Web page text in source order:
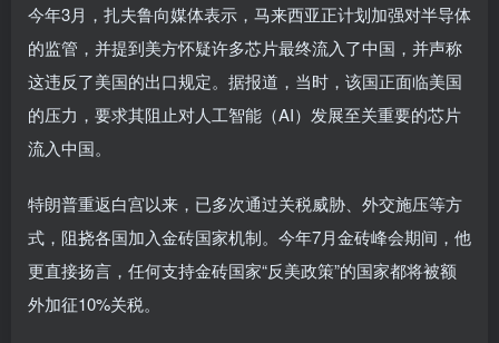
今年3月，扎夫鲁向媒体表示，马来西亚正计划加强对半导体
的监管，并提到美方怀疑许多芯片最终流入了中国，并声称
这违反了美国的出口规定。据报道，当时，该国正面临美国
的压力，要求其阻止对人工智能（AI）发展至关重要的芯片
流入中国。
特朗普重返白宫以来，已多次通过关税威胁、外交施压等方
式，阻挠各国加入金砖国家机制。今年7月金砖峰会期间，他
更直接扬言，任何支持金砖国家“反美政策”的国家都将被额
外加征10%关税。